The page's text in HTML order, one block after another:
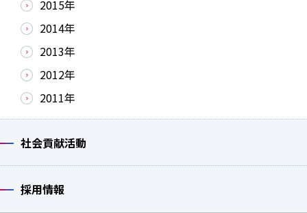
2015年
2014年
2013年
2012年
2011年
社会貢献活動
採用情報